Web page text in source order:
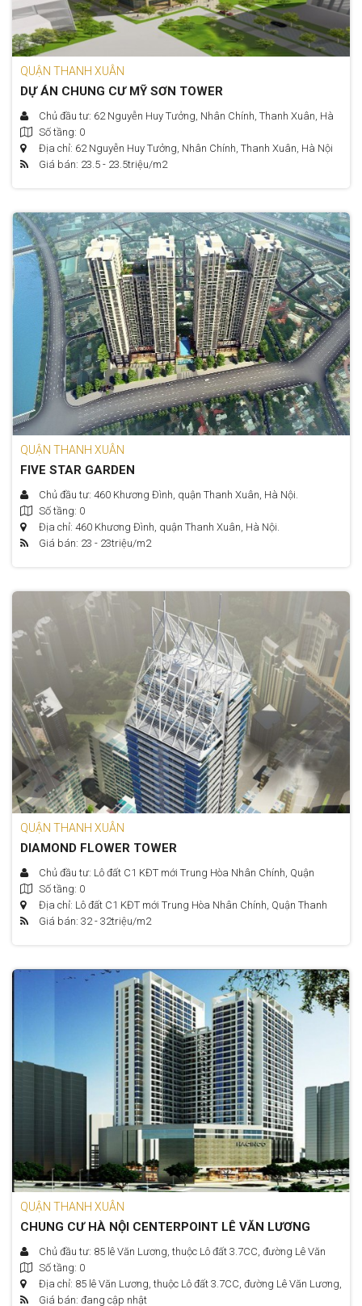
QUẬN THANH XUÂN
DỰ ÁN CHUNG CƯ MỸ SƠN TOWER
Chủ đầu tư: 62 Nguyễn Huy Tưởng, Nhân Chính, Thanh Xuân, Hà
Nội Số tầng: 0
Địa chỉ: 62 Nguyễn Huy Tưởng, Nhân Chính, Thanh Xuân, Hà Nội
Giá bán: 23.5 - 23.5triệu/m2
QUẬN THANH XUÂN
FIVE STAR GARDEN
Chủ đầu tư: 460 Khương Đình, quận Thanh Xuân, Hà Nội.
Số tầng: 0
Địa chỉ: 460 Khương Đình, quận Thanh Xuân, Hà Nội.
Giá bán: 23 - 23triệu/m2
QUẬN THANH XUÂN
DIAMOND FLOWER TOWER
Chủ đầu tư: Lô đất C1 KĐT mới Trung Hòa Nhân Chính, Quận
Thanh Xuân, Hà Nội.
Số tầng: 0
Địa chỉ: Lô đất C1 KĐT mới Trung Hòa Nhân Chính, Quận Thanh
Xuân, Hà Nội.
Giá bán: 32 - 32triệu/m2
QUẬN THANH XUÂN
CHUNG CƯ HÀ NỘI CENTERPOINT LÊ VĂN LƯƠNG
Chủ đầu tư: 85 lê Văn Lương, thuộc Lô đất 3.7CC, đường Lê Văn
Lương, P. Nhân Chính, Q. Thanh Xuân, TP. Hà Nội.
Số tầng: 0
Địa chỉ: 85 lê Văn Lương, thuộc Lô đất 3.7CC, đường Lê Văn Lương,
P. Nhân Chính, Q. Thanh Xuân, TP. Hà Nội.
Giá bán: đang cập nhật